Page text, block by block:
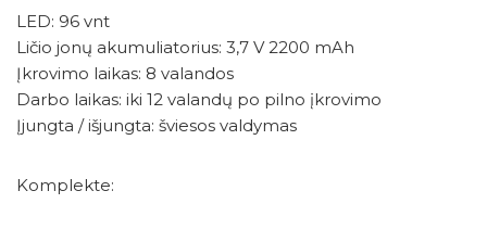
LED: 96 vnt
Ličio jonų akumuliatorius: 3,7 V 2200 mAh
Įkrovimo laikas: 8 valandos
Darbo laikas: iki 12 valandų po pilno įkrovimo
Įjungta / išjungta: šviesos valdymas
Komplekte: